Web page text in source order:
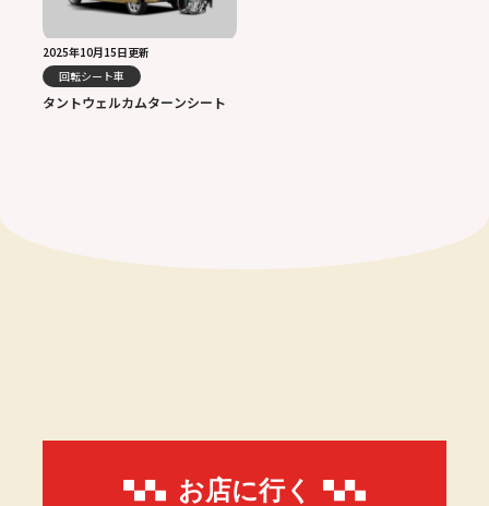
2025年10月15日更新
回転シート車
タントウェルカムターンシート
お店に行く